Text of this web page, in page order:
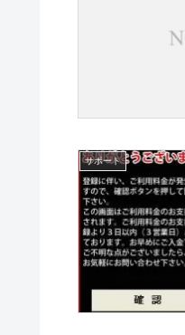
サポート